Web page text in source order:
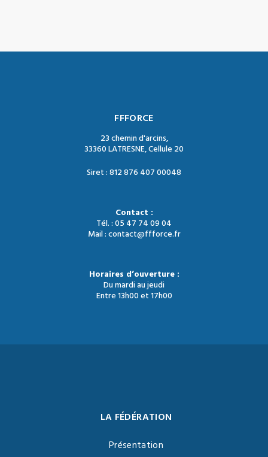
FFFORCE
23 chemin d'arcins,
33360 LATRESNE, Cellule 20
Siret : 812 876 407 00048
Contact :
Tél. : 05 47 74 09 04
Mail : contact@ffforce.fr
Horaires d’ouverture :
Du mardi au jeudi
Entre 13h00 et 17h00
LA FÉDÉRATION
Présentation